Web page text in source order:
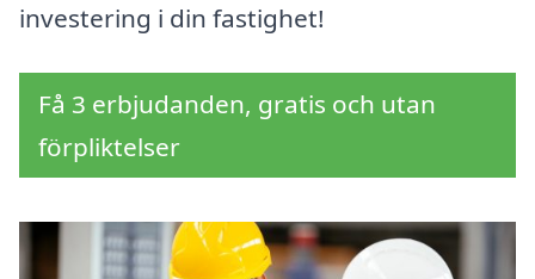
investering i din fastighet!
Få 3 erbjudanden, gratis och utan
förpliktelser